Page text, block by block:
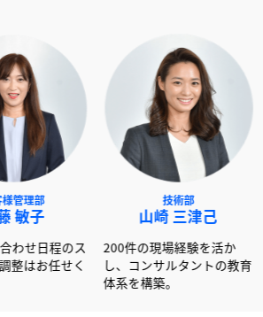
山崎 三
200件の現場経
し、コンサルタ
体系を構築。
お客様管理部
訪問・打ち合わせ日程のス
ケジュール調整はお任せく